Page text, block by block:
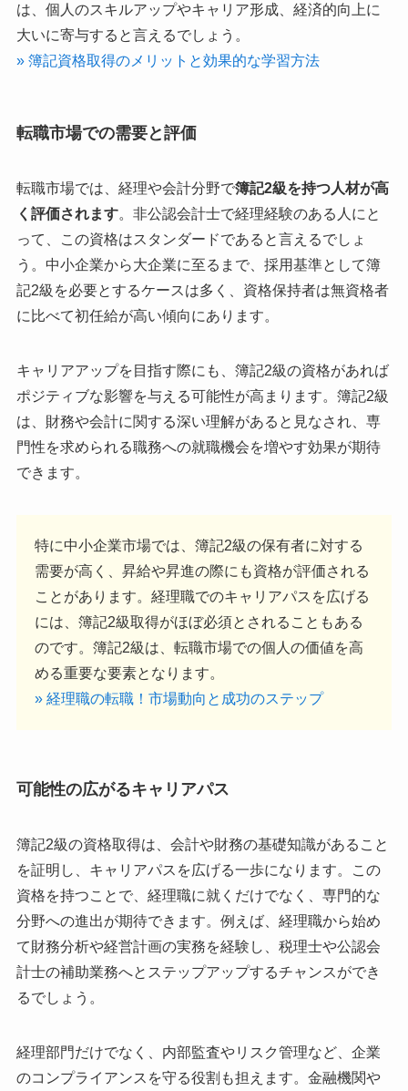
は、個人のスキルアップやキャリア形成、経済的向上に
大いに寄与すると言えるでしょう。
» 簿記資格取得のメリットと効果的な学習方法
転職市場での需要と評価
転職市場では、経理や会計分野で簿記2級を持つ人材が高
く評価されます。非公認会計士で経理経験のある人にと
って、この資格はスタンダードであると言えるでしょ
う。中小企業から大企業に至るまで、採用基準として簿
記2級を必要とするケースは多く、資格保持者は無資格者
に比べて初任給が高い傾向にあります。
キャリアアップを目指す際にも、簿記2級の資格があれば
ポジティブな影響を与える可能性が高まります。簿記2級
は、財務や会計に関する深い理解があると見なされ、専
門性を求められる職務への就職機会を増やす効果が期待
できます。
特に中小企業市場では、簿記2級の保有者に対する
需要が高く、昇給や昇進の際にも資格が評価される
ことがあります。経理職でのキャリアパスを広げる
には、簿記2級取得がほぼ必須とされることもある
のです。簿記2級は、転職市場での個人の価値を高
める重要な要素となります。
» 経理職の転職！市場動向と成功のステップ
可能性の広がるキャリアパス
簿記2級の資格取得は、会計や財務の基礎知識があること
を証明し、キャリアパスを広げる一歩になります。この
資格を持つことで、経理職に就くだけでなく、専門的な
分野への進出が期待できます。例えば、経理職から始め
て財務分析や経営計画の実務を経験し、税理士や公認会
計士の補助業務へとステップアップするチャンスができ
るでしょう。
経理部門だけでなく、内部監査やリスク管理など、企業
のコンプライアンスを守る役割も担えます。金融機関や